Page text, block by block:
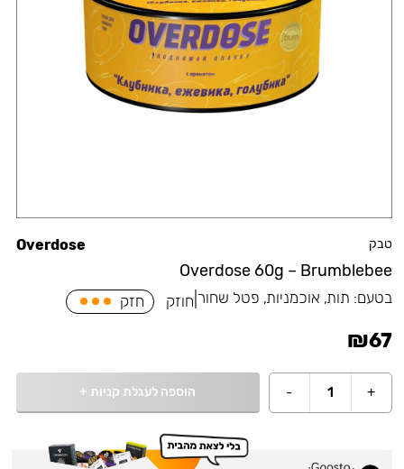
טבק
Overdose 60g – Brumblebee
Overdose
בטעם: תות, אוכמניות, פטל שחור חוזק חזק
₪67
+
1
- הוספה לעגלת קניות +